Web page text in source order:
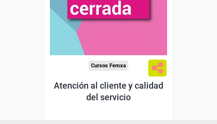
Cursos Femxa
Atención al cliente y calidad
del servicio